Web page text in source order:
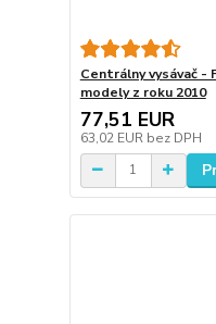
Centrálny vysávač -
modely z roku 2010
77,51 EUR
63,02 EUR bez DPH